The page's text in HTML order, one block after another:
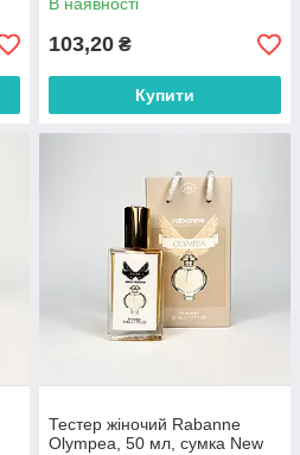
103,20 ₴
Купити
Тестер жіночий Rabanne
Olympea, 50 мл, сумка New